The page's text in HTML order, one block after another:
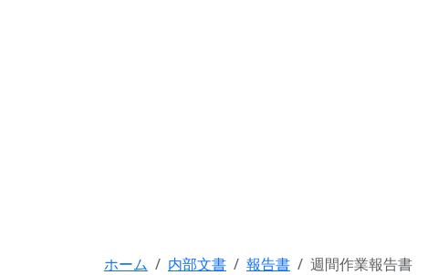
ホーム 内部文書 報告書 週間作業報告書